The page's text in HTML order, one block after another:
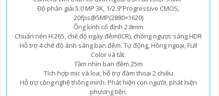
Độ phân giải 5.0 MP 3K, 1/2.9”Progressive CMOS,
20fps@5MP(2880×1620)
Ống kính cố định 2.8mm
Chuẩn nén H.265, chế độ ngày đêm(ICR), chống ngược sáng HDR
Hỗ trợ 4 chế độ ánh sáng ban đêm: Tự động, Hồng ngoại, Full
Color và tắt.
Tầm nhìn ban đêm 25m
Tích hợp mic và loa, hỗ trợ đàm thoại 2 chiều
Hỗ trợ công nghệ thông minh: Phát hiện con người, phát hiện
phương tiện.